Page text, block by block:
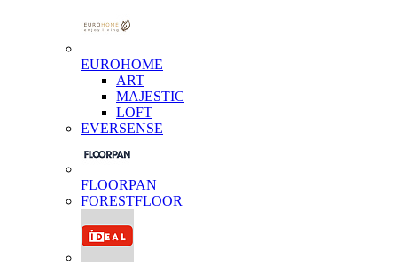
EUROHOME
ART
MAJESTIC
LOFT
EVERSENSE
FLOORPAN
FORESTFLOOR